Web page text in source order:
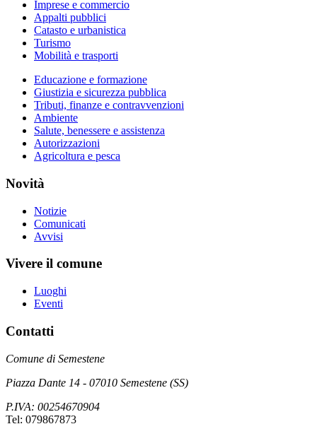
Imprese e commercio
Appalti pubblici
Catasto e urbanistica
Turismo
Mobilità e trasporti
Educazione e formazione
Giustizia e sicurezza pubblica
Tributi, finanze e contravvenzioni
Ambiente
Salute, benessere e assistenza
Autorizzazioni
Agricoltura e pesca
Novità
Notizie
Comunicati
Avvisi
Vivere il comune
Luoghi
Eventi
Contatti
Comune di Semestene
Piazza Dante 14 - 07010 Semestene (SS)
P.IVA: 00254670904
Tel: 079867873